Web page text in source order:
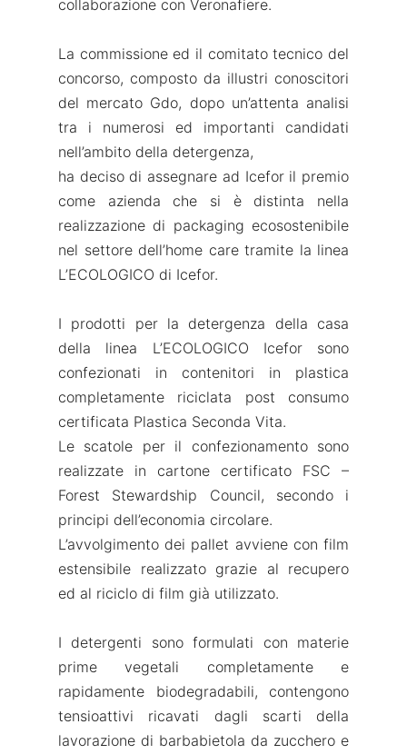
collaborazione con Veronafiere.
La commissione ed il comitato tecnico del
concorso, composto da illustri conoscitori
del mercato Gdo, dopo un’attenta analisi
tra i numerosi ed importanti candidati
nell’ambito della detergenza,
ha deciso di assegnare ad Icefor il premio
come azienda che si è distinta nella
realizzazione di packaging ecosostenibile
nel settore dell’home care tramite la linea
L’ECOLOGICO di Icefor.
I prodotti per la detergenza della casa
della linea L’ECOLOGICO Icefor sono
confezionati in contenitori in plastica
completamente riciclata post consumo
certificata Plastica Seconda Vita.
Le scatole per il confezionamento sono
realizzate in cartone certificato FSC –
Forest Stewardship Council, secondo i
principi dell’economia circolare.
L’avvolgimento dei pallet avviene con film
estensibile realizzato grazie al recupero
ed al riciclo di film già utilizzato.
I detergenti sono formulati con materie
prime vegetali completamente e
rapidamente biodegradabili, contengono
tensioattivi ricavati dagli scarti della
lavorazione di barbabietola da zucchero e